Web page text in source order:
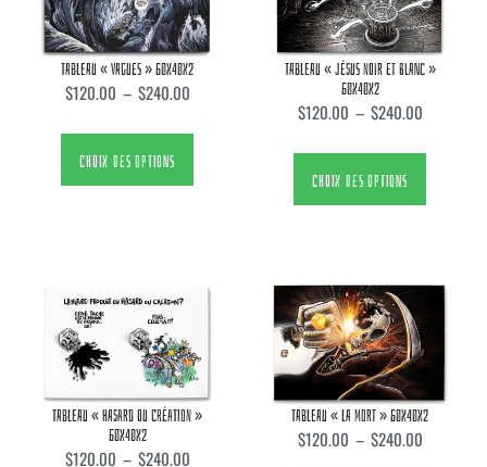
TABLEAU « VAGUES » 60X40X2
$120.00 – $240.00
CHOIX DES OPTIONS
TABLEAU « JÉSUS NOIR ET BLANC »
60X40X2
$120.00 – $240.00
CHOIX DES OPTIONS
TABLEAU « HASARD OU CRÉATION »
60X40X2
$120.00 – $240.00
TABLEAU « LA MORT » 60X40X2
$120.00 – $240.00